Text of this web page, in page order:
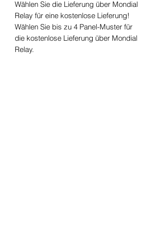
Wählen Sie die Lieferung über Mondial
Relay für eine kostenlose Lieferung!
Wählen Sie bis zu 4 Panel-Muster für
die kostenlose Lieferung über Mondial
Relay.